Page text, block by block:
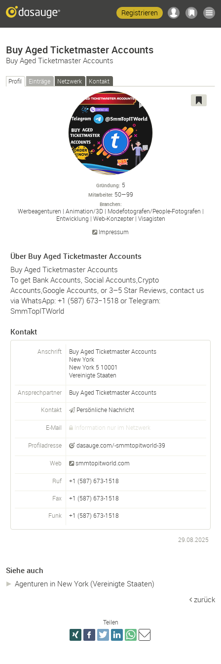
Registrieren
Buy Aged Ticketmaster Accounts
Buy Aged Ticketmaster Accounts
Profil Einträge Netzwerk Kontakt
Gründung 5
Mitarbeiter 50—99
Branchen
Werbeagenturen Animation/3D Modefotografen/People-Fotografen
Entwicklung
Web-Konzepter Visagisten
Impressum
Über Buy Aged Ticketmaster Accounts
Buy Aged Ticketmaster Accounts
To get Bank Accounts, Social Accounts,Crypto
Accounts,Google Accounts, or 3–5 Star Reviews, contact us
via WhatsApp: +1 (587) 673−1518 or Telegram:
SmmTopITWorld
Kontakt
Anschrift
Buy Aged Ticketmaster Accounts
New York
New York 5 10001
Vereinigte Staaten
Ansprechpartner Buy Aged Ticketmaster Accounts
Kontakt Persönliche Nachricht
E-Mail Information nur im Netzwerk
Profiladresse dasauge.com/-smmtopitworld-39
Web smmtopitworld.com
Ruf +1 (587) 673-1518
Fax +1 (587) 673-1518
Funk +1 (587) 673-1518
29.08.2025
Siehe auch
Agenturen in New York (Vereinigte Staaten)
zurück
Teilen